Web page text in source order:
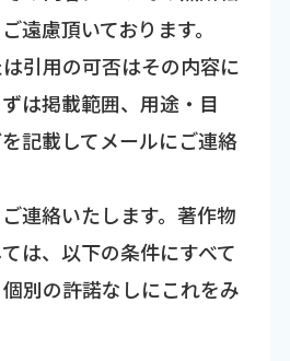
遠慮頂いております。
引用の可否はその内容に
は掲載範囲、用途・目
記載してメールにご連絡
連絡いたします。著作物
は、以下の条件にすべて
別の許諾なしにこれをみ